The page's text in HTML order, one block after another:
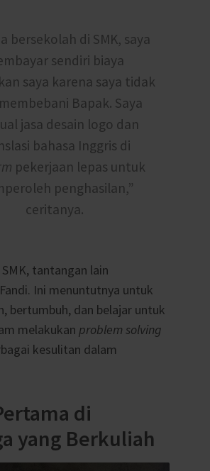
bersekolah di SMK, saya
sendiri biaya
saya karena saya tidak
Bapak. Saya
jasa desain logo dan
bahasa Inggris di
pekerjaan lepas untuk
penghasilan,”
ceritanya.
tantangan lain
Ini menuntutnya untuk
bertumbuh, dan belajar untuk
melakukan problem solving
kesulitan dalam
di
yang Berkuliah